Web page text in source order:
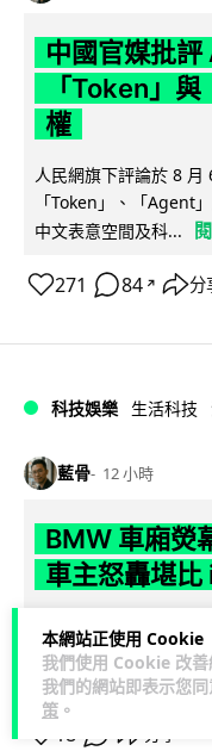
本網站正使用 Cookie
我們使用 Cookie 改
我們的網站即表示您
策 。
中國官媒批
「Token」
權
人民網旗下評論於 8 月
「Token」、「Agent
中文表意空間及科...
271 84 ↗ 分
科技娛樂 生活科技
藍骨 12 小時
BMW 車廂熒
車主怒轟堪
BMW 近日透過無線更
《蜘蛛俠：英雄重生》
大批車主不滿。BMW
18 分享